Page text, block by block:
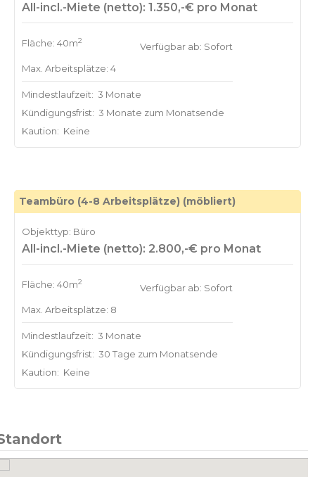
All-incl.-Miete (netto): 1.350,-€ pro Monat
Fläche: 40m2
Max. Arbeitsplätze: 4
Verfügbar ab: Sofort
Mindestlaufzeit: 3 Monate
Kündigungsfrist: 3 Monate zum Monatsende
Kaution: Keine
Teambüro (4-8 Arbeitsplätze) (möbliert)
Objekttyp: Büro
All-incl.-Miete (netto): 2.800,-€ pro Monat
Fläche: 40m2
Max. Arbeitsplätze: 8
Verfügbar ab: Sofort
Mindestlaufzeit: 3 Monate
Kündigungsfrist: 30 Tage zum Monatsende
Kaution: Keine